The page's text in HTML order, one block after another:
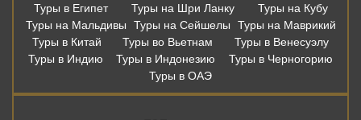
Туры в Египет
Туры на Шри Ланку
Туры на Кубу
Туры на Мальдивы
Туры на Сейшелы
Туры на Маврикий
Туры в Китай
Туры во Вьетнам
Туры в Венесуэлу
Туры в Индию
Туры в Индонезию
Туры в Черногорию
Туры в ОАЭ